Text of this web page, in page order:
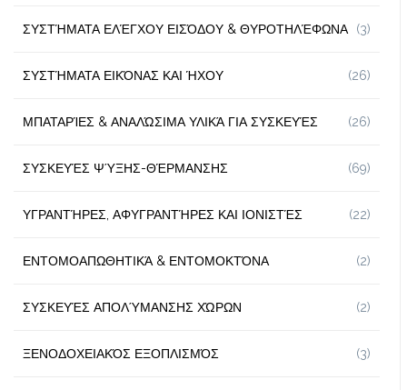
ΣΥΣΤΉΜΑΤΑ ΕΛΈΓΧΟΥ ΕΙΣΌΔΟΥ & ΘΥΡΟΤΗΛΈΦΩΝΑ (3)
ΣΥΣΤΉΜΑΤΑ ΕΙΚΌΝΑΣ ΚΑΙ ΉΧΟΥ (26)
ΜΠΑΤΑΡΊΕΣ & ΑΝΑΛΏΣΙΜΑ ΥΛΙΚΆ ΓΙΑ ΣΥΣΚΕΥΈΣ (26)
ΣΥΣΚΕΥΈΣ ΨΎΞΗΣ-ΘΈΡΜΑΝΣΗΣ (69)
ΥΓΡΑΝΤΉΡΕΣ, ΑΦΥΓΡΑΝΤΉΡΕΣ ΚΑΙ ΙΟΝΙΣΤΈΣ (22)
ΕΝΤΟΜΟΑΠΩΘΗΤΙΚΆ & ΕΝΤΟΜΟΚΤΌΝΑ (2)
ΣΥΣΚΕΥΈΣ ΑΠΟΛΎΜΑΝΣΗΣ ΧΏΡΩΝ (2)
ΞΕΝΟΔΟΧΕΙΑΚΌΣ ΕΞΟΠΛΙΣΜΌΣ (3)